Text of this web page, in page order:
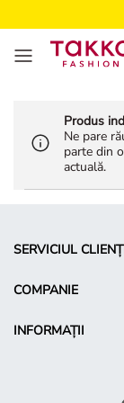
Produs
Ne pare
parte din
actuală.
SERVICIUL
COMPANIE
INFORMAȚII